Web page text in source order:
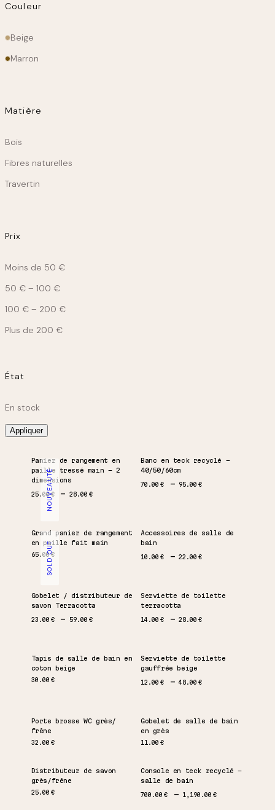
Couleur
Couleur
principale
Beige
Marron
Matière
Matiere
Bois
Fibres naturelles
Travertin
Prix
Moins de 50 €
50 € – 100 €
100 € – 200 €
Plus de 200 €
État
État
En stock
Appliquer
NOUVEAUTÉ
Panier de rangement en
paille tressé main – 2
dimensions
25.00€ 28.00 €Plage de prix : 25.00 € à 28.00 €
Banc en teck recyclé –
40/50/60cm
70.00 € 95.00 €Plage de prix : 70.00 €
SOLD OUT
Grand panier de rangement
en paille fait main
65.00€
Accessoires de salle de
bain
10.00 € 22.00 €Plage de prix : 10.00 €
Gobelet / distributeur de
savon Terracotta
23.00 € 59.00 €Plage de prix : 23.00 € à 59.00 €
Serviette de toilette
terracotta
14.00 € 28.00 €Plage de prix : 14.00 €
Tapis de salle de bain en
coton beige
30.00 €
Serviette de toilette
gauffrée beige
12.00 € 48.00 €Plage de prix : 12.00 €
Porte brosse WC grès/
frêne
32.00 €
Gobelet de salle de bain
en grès
11.00 €
Distributeur de savon
grès/frêne
25.00 €
Console en teck recyclé –
salle de bain
700.00 € 1,190.00 €Plage de prix :